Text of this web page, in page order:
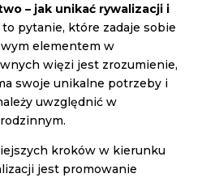
– jak unikać rywalizacji i
to pytanie, które zadaje sobie
elementem w
więzi jest zrozumienie,
swoje unikalne potrzeby i
uwzględnić w
kroków w kierunku
jest promowanie